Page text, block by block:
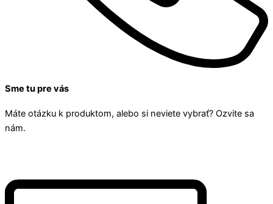
Sme tu pre vás
Máte otázku k produktom, alebo si neviete vybrať? Ozvite sa
nám.